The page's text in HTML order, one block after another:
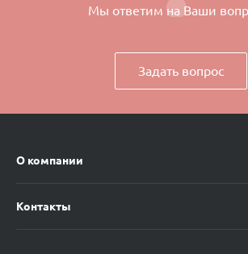
Мы ответим на Ваши
Задать вопрос
О компании
Контакты